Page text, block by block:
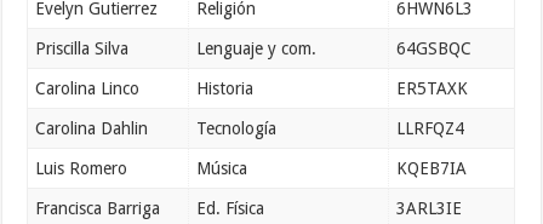
Evelyn Gutierrez Religión 6HWN6L3
Priscilla Silva Lenguaje y com. 64GSBQC
Carolina Linco Historia ER5TAXK
Carolina Dahlin Tecnología LLRFQZ4
Luis Romero Música KQEB7IA
Francisca Barriga Ed. Física 3ARL3IE